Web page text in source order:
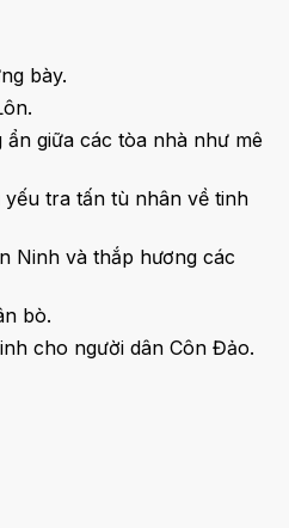
bày.
giữa các tòa nhà như mê
tra tấn tù nhân về tinh
Ninh và thắp hương các
bò.
cho người dân Côn Đảo.